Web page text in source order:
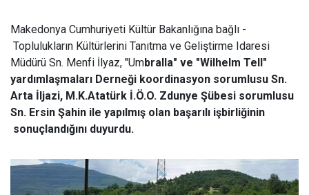
Makedonya Cumhuriyeti Kültür Bakanlığına bağlı -
Toplulukların Kültürlerini Tanıtma ve Geliştirme Idaresi
Müdürü Sn. Menfi İlyaz, "Umbralla" ve "Wilhelm Tell"
yardımlaşmaları Derneği koordinasyon sorumlusu Sn.
Arta İljazi, M.K.Atatürk İ.Ö.O. Zdunye Şübesi sorumlusu
Sn. Ersin Şahin ile yapılmış olan başarılı işbirliğinin
sonuçlandığını duyurdu.